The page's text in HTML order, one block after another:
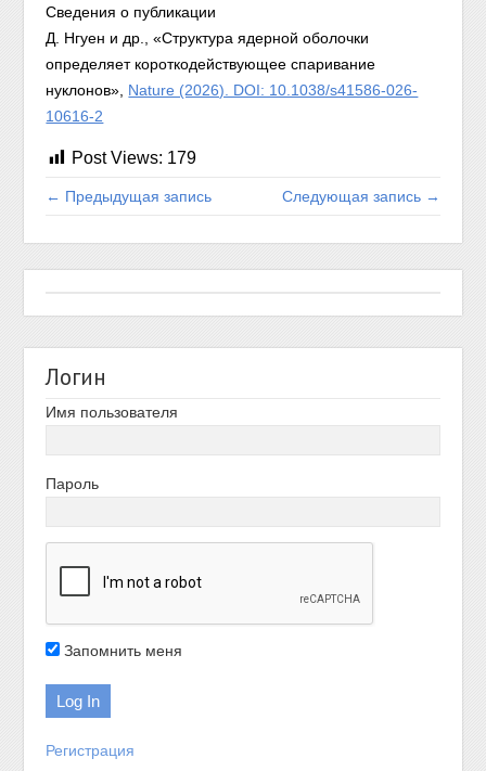
Сведения о публикации
Д. Нгуен и др., «Структура ядерной оболочки
определяет короткодействующее спаривание
нуклонов», Nature (2026). DOI: 10.1038/s41586-026-
10616-2
Post Views: 179
← Предыдущая запись Следующая запись →
Логин
Имя пользователя
Пароль
Запомнить меня
Регистрация